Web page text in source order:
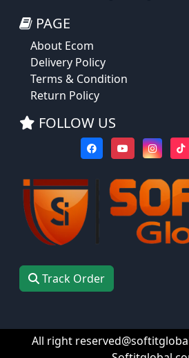
PAGE
About Ecom
Delivery Policy
Terms & Condition
Return Policy
FOLLOW US
Track Order
All right